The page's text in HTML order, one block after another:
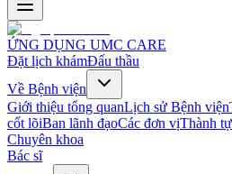
ỨNG DỤNG UMC CARE
Đặt lịch khámĐấu thầu
Về Bệnh viện
Giới thiệu tổng quanLịch sử Bệnh viện
cốt lõiBan lãnh đạoCác đơn vịThành
Chuyên khoa
Bác sĩ